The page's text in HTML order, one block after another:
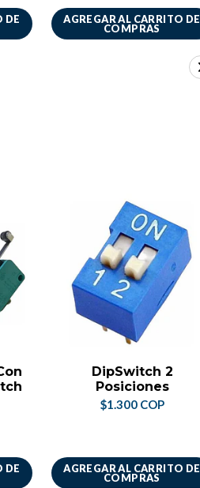
DE AGREGAR AL CARRITO DE
COMPRAS
DE
DipSwitch 2
Posiciones
$1.300 COP
AGREGAR AL CARRITO DE
COMPRAS